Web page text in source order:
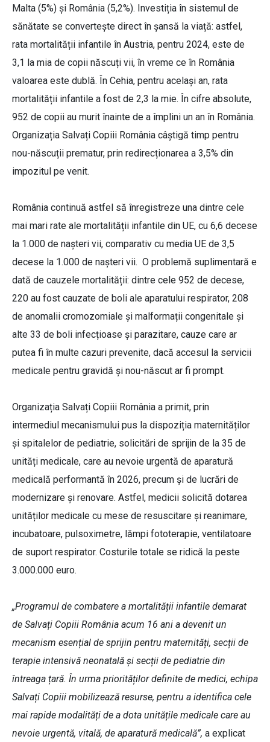
Malta (5%) și România (5,2%). Investiția în sistemul de
sănătate se convertește direct în șansă la viață: astfel,
rata mortalității infantile în Austria, pentru 2024, este de
3,1 la mia de copii născuți vii, în vreme ce în România
valoarea este dublă. În Cehia, pentru același an, rata
mortalității infantile a fost de 2,3 la mie. În cifre absolute,
952 de copii au murit înainte de a împlini un an în România.
Organizația Salvați Copiii România câștigă timp pentru
nou-născuții prematur, prin redirecționarea a 3,5% din
impozitul pe venit.
România continuă astfel să înregistreze una dintre cele
mai mari rate ale mortalității infantile din UE, cu 6,6 decese
la 1.000 de nașteri vii, comparativ cu media UE de 3,5
decese la 1.000 de nașteri vii. O problemă suplimentară e
dată de cauzele mortalității: dintre cele 952 de decese,
220 au fost cauzate de boli ale aparatului respirator, 208
de anomalii cromozomiale și malformații congenitale și
alte 33 de boli infecțioase și parazitare, cauze care ar
putea fi în multe cazuri prevenite, dacă accesul la servicii
medicale pentru gravidă și nou-născut ar fi prompt.
Organizația Salvați Copiii România a primit, prin
intermediul mecanismului pus la dispoziția maternităților
și spitalelor de pediatrie, solicitări de sprijin de la 35 de
unități medicale, care au nevoie urgentă de aparatură
medicală performantă în 2026, precum și de lucrări de
modernizare și renovare. Astfel, medicii solicită dotarea
unităților medicale cu mese de resuscitare și reanimare,
incubatoare, pulsoximetre, lămpi fototerapie, ventilatoare
de suport respirator. Costurile totale se ridică la peste
3.000.000 euro.
„Programul de combatere a mortalității infantile demarat
de Salvați Copiii România acum 16 ani a devenit un
mecanism esențial de sprijin pentru maternități, secții de
terapie intensivă neonatală și secții de pediatrie din
întreaga țară. În urma priorităților definite de medici, echipa
Salvați Copiii mobilizează resurse, pentru a identifica cele
mai rapide modalități de a dota unitățile medicale care au
nevoie urgentă, vitală, de aparatură medicală”, a explicat